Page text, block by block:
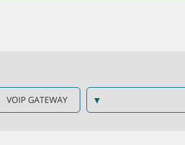
▼
VOIP GATEWAY